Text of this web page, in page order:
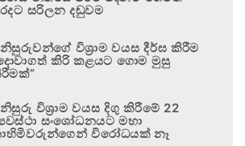
සරිලන දඬුවම
විශ්‍රාම වයස දීර්ඝ කිරීම
කිරි කළයට ගොම මුසු
විශ්‍රාම වයස දිගු කිරීමේ 22
සංශෝධනයට මහා
විරෝධයක් නෑ